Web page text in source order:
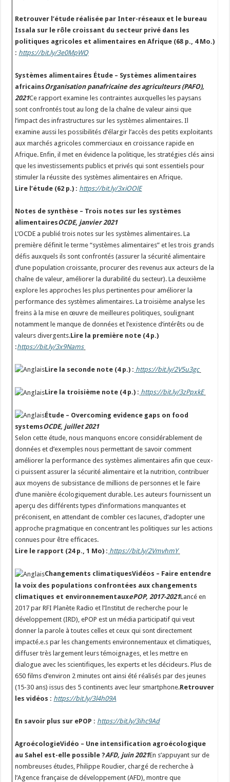
Retrouver l’étude réalisée par Inter-réseaux et le bureau
Issala sur le rôle croissant du secteur privé dans les
politiques agricoles et alimentaires en Afrique (68 p., 4 Mo.)
: https://bit.ly/3e0MpWQ
Systèmes alimentaires Étude – Systèmes alimentaires
africainsOrganisation panafricaine des agriculteurs (PAFO),
2021Ce rapport examine les contraintes auxquelles les paysans
sont confrontés tout au long de la chaîne de valeur ainsi que
l’impact des infrastructures sur les systèmes alimentaires. Il
examine aussi les possibilités d’élargir l’accès des petits exploitants
aux marchés agricoles commerciaux en croissance rapide en
Afrique. Enfin, il met en évidence la politique, les stratégies clés ainsi
que les investissements publics et privés qui sont essentiels pour
stimuler la réussite des systèmes alimentaires en Afrique.
Lire l’étude (62 p.) : https://bit.ly/3xiOOlE
Notes de synthèse – Trois notes sur les systèmes
alimentairesOCDE, janvier 2021
L’OCDE a publié trois notes sur les systèmes alimentaires. La
première définit le terme “systèmes alimentaires” et les trois grands
défis auxquels ils sont confrontés (assurer la sécurité alimentaire
d’une population croissante, procurer des revenus aux acteurs de la
chaîne de valeur, améliorer la durabilité du secteur). La deuxième
explore les approches les plus pertinentes pour améliorer la
performance des systèmes alimentaires. La troisième analyse les
freins à la mise en œuvre de meilleures politiques, soulignant
notamment le manque de données et l’existence d’intérêts ou de
valeurs divergents.Lire la première note (4 p.)
:https://bit.ly/3x9Nams
Lire la seconde note (4 p.) : https://bit.ly/2V5u3gc
Lire la troisième note (4 p.) : https://bit.ly/3zPpxkE
Étude – Overcoming evidence gaps on food
systemsOCDE, juillet 2021
Selon cette étude, nous manquons encore considérablement de
données et d’exemples nous permettant de savoir comment
améliorer la performance des systèmes alimentaires afin que ceux-
ci puissent assurer la sécurité alimentaire et la nutrition, contribuer
aux moyens de subsistance de millions de personnes et le faire
d’une manière écologiquement durable. Les auteurs fournissent un
aperçu des différents types d’informations manquantes et
préconisent, en attendant de combler ces lacunes, d’adopter une
approche pragmatique en concentrant les politiques sur les actions
connues pour être efficaces.
Lire le rapport (24 p., 1 Mo) : https://bit.ly/2VmvhmY
Changements climatiquesVidéos – Faire entendre
la voix des populations confrontées aux changements
climatiques et environnementauxePOP, 2017-2021Lancé en
2017 par RFI Planète Radio et l’Institut de recherche pour le
développement (IRD), ePOP est un média participatif qui veut
donner la parole à toutes celles et ceux qui sont directement
impacté.e.s par les changements environnementaux et climatiques,
diffuser très largement leurs témoignages, et les mettre en
dialogue avec les scientifiques, les experts et les décideurs. Plus de
650 films d’environ 2 minutes ont ainsi été réalisés par des jeunes
(15-30 ans) issus des 5 continents avec leur smartphone.Retrouver
les vidéos : https://bit.ly/3l4h09A
En savoir plus sur ePOP : https://bit.ly/3ihc9Ad
AgroécologieVidéo – Une intensification agroécologique
au Sahel est-elle possible ?AFD, juin 2021En s’appuyant sur de
nombreuses études, Philippe Roudier, chargé de recherche à
l’Agence française de développement (AFD), montre que